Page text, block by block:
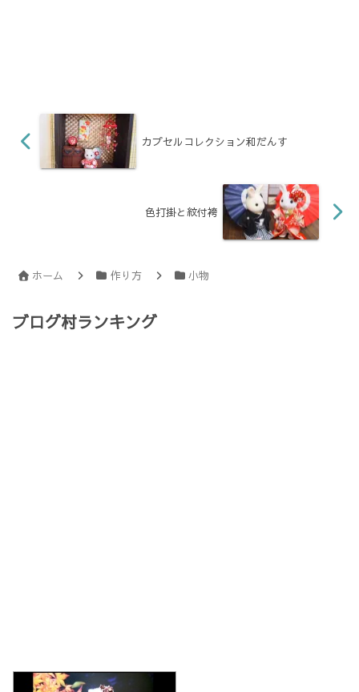
カプセルコレクション和だんす
色打掛と紋付袴
ホーム 作り方 小物
ブログ村ランキング